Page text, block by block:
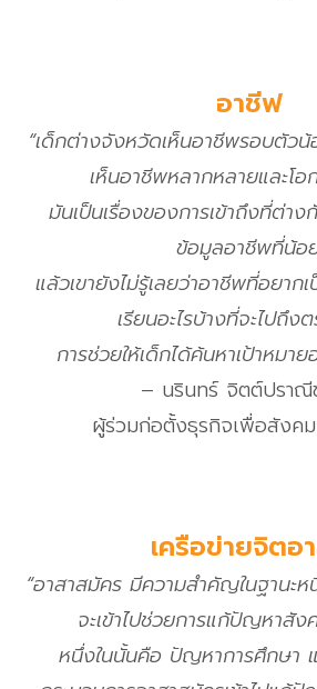
อาชีฟ
“เด็กต่างจังหวัดเห็นอาชีพรอบตัวน้
เห็นอาชีพหลากหลายและโอ
มันเป็นเรื่องของการเข้าถึงที่ต่า
ข้อมูลอาชีพที่น้อ
แล้วเขายังไม่รู้เลยว่าอาชีพที่อยาก
เรียนอะไรบ้างที่จะไปถึง
การช่วยให้เด็กได้ค้นหาเป้าหม
– นรินทร์ จิตต์ปรา
ผู้ร่วมก่อตั้งธุรกิจเพื่อสังค
เครือข่ายจิตอ
“อาสาสมัคร มีความสำคัญในฐานะห
จะเข้าไปช่วยการแก้ปัญหาสั
หนึ่งในนั้นคือ ปัญหาการศึกษา แ